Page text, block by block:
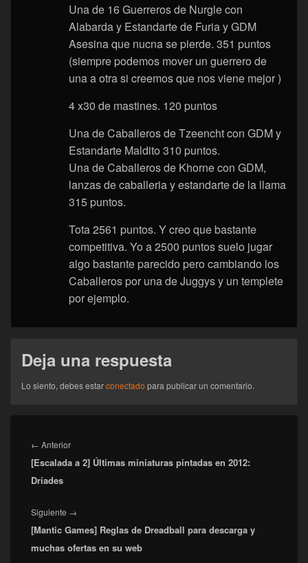
Una de 16 Guerreros de Nurgle con
Alabarda y Estandarte de Furia y GDM
Asesina que nucna se pierde. 351 puntos
(siempre podemos mover un guerrero de
una a otra si creemos que nos viene mejor )
4 x30 de mastines. 120 puntos
Una de Caballeros de Tzeencht con GDM y
Estandarte Maldito 310 puntos.
Una de Caballeros de Khorne con GDM,
lanzas de caballeria y estandarte de la llama
315 puntos.
Tota 2561 puntos. Y creo que bastante
competitiva. Yo a 2500 puntos suelo jugar
algo bastante parecido pero cambiando los
Caballeros por una de Juggys y un templete
por ejemplo.
Deja una respuesta
Lo siento, debes estarconectado para publicar un comentario.
de
entradas
← AnteriorEntrada
anterior:
[Escalada a 2] Últimas miniaturas pintadas en 2012:
Dríades
Siguiente →
siguiente:
[Mantic Games] Reglas de Dreadball para descarga y
muchas ofertas en su web